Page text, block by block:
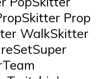
Prop
WalkSkitter